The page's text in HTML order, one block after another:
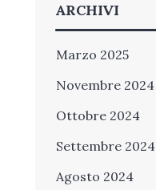
ARCHIVI
Marzo 2025
Novembre 2024
Ottobre 2024
Settembre 2024
Agosto 2024